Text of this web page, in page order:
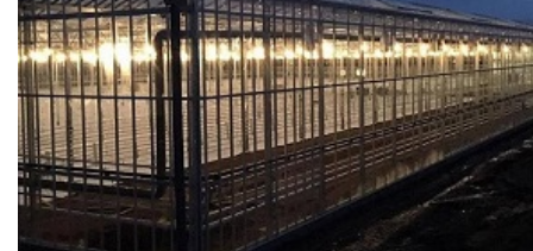
Bio priča
Biostimulacija
Dezinfekcija
Feromoni i klopke
Folije i agrotekstili
Oprema i instrumenti
Semena povrća
Sredstva za ishranu biljaka